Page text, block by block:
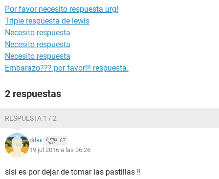
Por favor necesito respuesta urg!
Triple respuesta de lewis
Necesito respuesta
Necesito respuesta
Necesito respuesta
Embarazo??? por favor!!! respuesta.
2 respuestas
RESPUESTA 1 / 2
ddaii 67
19 jul 2016 a las 06:26
sisi es por dejar de tomar las pastillas !!